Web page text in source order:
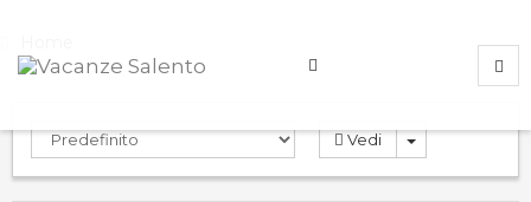
Vedi